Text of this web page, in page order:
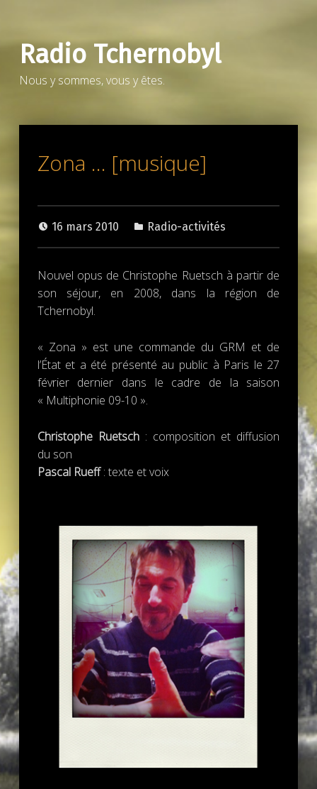
Radio Tchernobyl
Nous y sommes, vous y êtes.
Zona … [musique]
16 mars 2010 Radio-activités
Nouvel opus de Christophe Ruetsch à partir de
son séjour, en 2008, dans la région de
Tchernobyl.
« Zona » est une commande du GRM et de
l’État et a été présenté au public à Paris le 27
février dernier dans le cadre de la saison
« Multiphonie 09-10 ».
Christophe Ruetsch: composition et diffusion
du son
Pascal Rueff: texte et voix